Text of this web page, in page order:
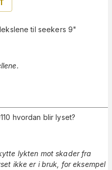
til seekers 9"
hvordan blir lyset?
lykten mot skader fra
ikke er i bruk, for eksempel